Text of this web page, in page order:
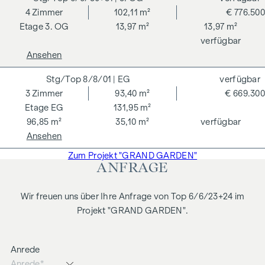
machen eine gesamtheitliche Nachhaltigkeitsstrategie
transparent. Der Käufer einer DGNB (Deutsche Gesellschaft
für Nachhaltiges Bauen) zertifizierten Eigentumswohnung
profitiert von verschiedenen Vorteilen, die sich auf
ökologische, ökonomische und soziokulturelle Aspekte
erstrecken. Auf der nächsten Seite finden Sie einige der
Kernvorteile.
NEBENKOSTEN
Der guten Ordnung halber halten wir fest, dass, sofern im
Angebot nicht anders vermerkt, bei erfolgreichem
Abschlussfall eine Provision anfällt, die den in der
festgelegten Sätzen entspricht – das sind 3 % des
Kaufpreises zzgl. 20 % USt. Diese Provisionspflicht besteht
Naheverhältnis zum Verkäufer. Wir weisen darauf hin, dass
3. OG
4 Zimmer
102,11 m²
13,97 m²
13,97 m²
€ 776.500
verfügbar
Ansehen
8/8/01 | EG
EG
3 Zimmer
93,40 m²
131,95 m²
96,85 m²
35,10 m²
€ 669.300
verfügbar
verfügbar
Ansehen
Zum Projekt "GRAND GARDEN"
ANFRAGE
Wir freuen uns über Ihre Anfrage von Top 6/6/23+24 im
Projekt "GRAND GARDEN".
Anrede